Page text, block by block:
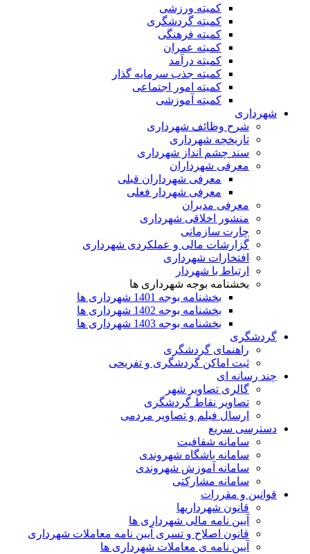
کمیته ورزشی
کمیته گردشگری
کمیته فرهنگی
کمیته عمران
کمیته درآمد
کمیته جذب سرمایه گذار
کمیته امور اجتماعی
کمیته آموزشی
شهرداری
شرح وظائف شهرداری
تاریخچه شهرداری
سند چشم انداز شهرداری
معرفی شهرداران
معرفی شهرداران قبلی
معرفی شهردار فعلی
معرفی مدیران
منشور اخلاقی شهرداری
چارت سازمانی
گزارشات مالی و عملکردی شهرداری
افتخارات شهرداری
ارتباط با شهردار
بخشنامه بوجه شهرداری ها
بخشنامه بوجه 1401 شهرداری ها
بخشنامه بوجه 1402 شهرداری ها
بخشنامه بوجه 1403 شهرداری ها
گردشگری
راهنمای گردشگری
ثبت اماکن گردشگری و تفریحی
چند رسانه ای
گالری تصاویر شهر
تصاویر نقاط گردشگری
ارسال فیلم و تصاویر مردمی
دسترسی سریع
سامانه شفافیت
سامانه باشگاه شهروندی
سامانه آموزش شهروندی
سامانه مشارکتی
قوانین و مقررات
قانون شهرداریها
آیین نامه مالی شهرداری ها
قانون اصلاح و تسری آیین نامه معاملات شهرداری
آیین نامه ی معاملات شهرداری ها